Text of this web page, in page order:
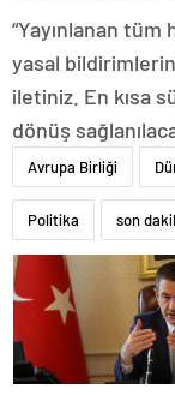
“Yayınlanan
yasal
iletiniz. En kısa
dönüş
Avrupa Birliği
Politika son